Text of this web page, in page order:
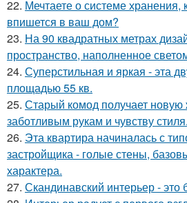
22. Мечтаете о системе хранения,
впишется в ваш дом?
23. На 90 квадратных метрах
пространство, наполненное
24. Суперстильная и яркая - эта
площадью 55 кв.
25. Старый комод получает новую
заботливым рукам и чувству стиля.
26. Эта квартира начиналась с
застройщика - голые стены,
характера.
27. Скандинавский интерьер - это